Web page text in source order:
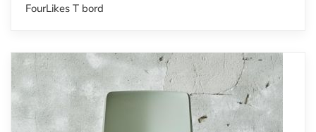
FourLikes T bord